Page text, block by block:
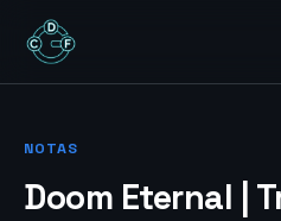
REVIEWS
NOTAS
Doom Eternal |